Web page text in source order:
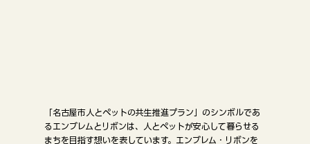
「名古屋市人とペットの共生推進プラン」のシンボルであ
るエンブレムとリボンは、人とペットが安心して暮らせる
まちを目指す想いを表しています。エンブレム・リボンを